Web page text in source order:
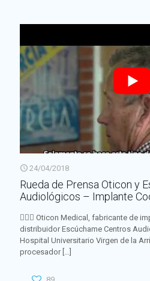
24/04/2018
Rueda de Prensa Oticon y
Audiológicos – Implante
👂🏻💙 Oticon Medical, fabricante de
distribuidor Escúchame Centros
Hospital Universitario Virgen de la
procesador[…]